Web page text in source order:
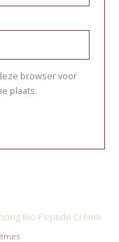
browser voor
plaats.